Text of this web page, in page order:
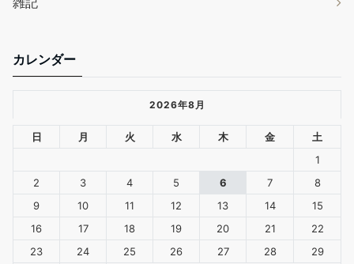
カレンダー
2026年8月
日 月 火 水 木 金
土
1
2
3 4 5 6 7
8
9
10 11 12 13 14
15
16
17 18 19 20 21
22
23
24 25 26 27 28
29